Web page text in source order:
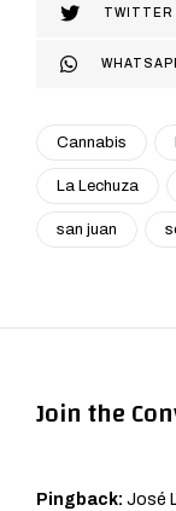
TWITTER
Cannabis
La Lechuza
san juan
Join the
Pingback: José